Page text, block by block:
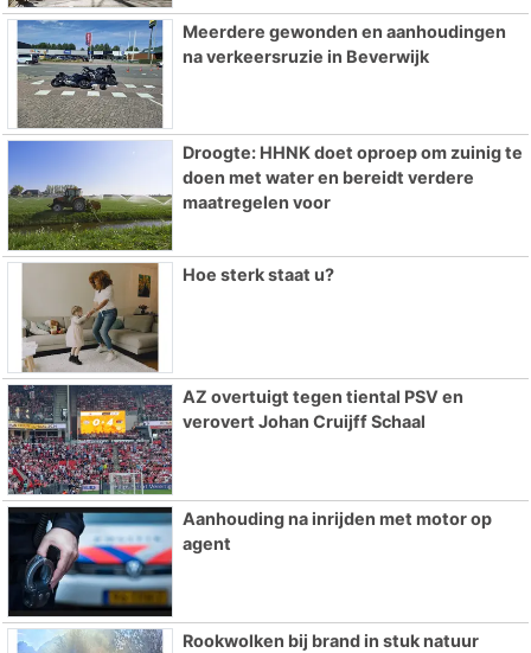
Meerdere gewonden en aanhoudingen
na verkeersruzie in Beverwijk
Droogte: HHNK doet oproep om zuinig te
doen met water en bereidt verdere
maatregelen voor
Hoe sterk staat u?
AZ overtuigt tegen tiental PSV en
verovert Johan Cruijff Schaal
Aanhouding na inrijden met motor op
agent
Rookwolken bij brand in stuk natuur